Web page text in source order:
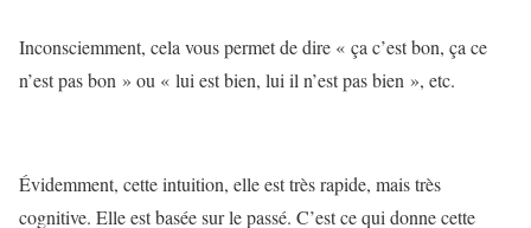
Inconsciemment, cela vous permet de dire « ça c’est bon, ça ce
n’est pas bon » ou « lui est bien, lui il n’est pas bien », etc.
Évidemment, cette intuition, elle est très rapide, mais très
cognitive. Elle est basée sur le passé. C’est ce qui donne cette